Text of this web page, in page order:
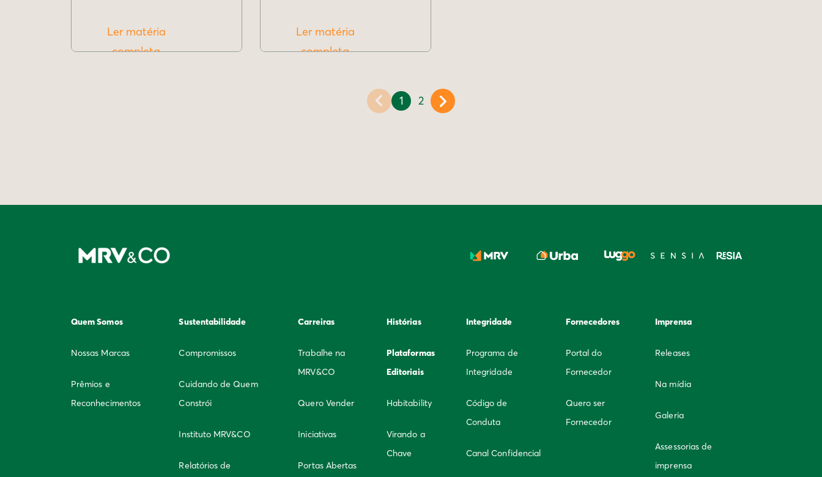
Ler matéria
completa
Ler matéria
completa
1 2
Quem Somos
Nossas Marcas
Prêmios e
Reconhecimentos
Sustentabilidade
Compromissos
Cuidando de Quem
Constrói
Instituto MRV&CO
Relatórios de
Carreiras
Trabalhe na
MRV&CO
Quero Vender
Iniciativas
Portas Abertas
Histórias
Plataformas
Editoriais
Habitability
Virando a
Chave
Integridade
Programa de
Integridade
Código de
Conduta
Canal Confidencial
Fornecedores
Portal do
Fornecedor
Quero ser
Fornecedor
Imprensa
Releases
Na mídia
Galeria
Assessorias de
imprensa